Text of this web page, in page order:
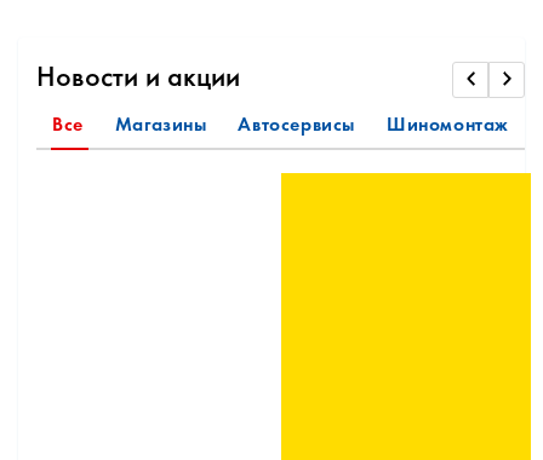
Новости и акции
Все Магазины Автосервисы Шиномонтаж